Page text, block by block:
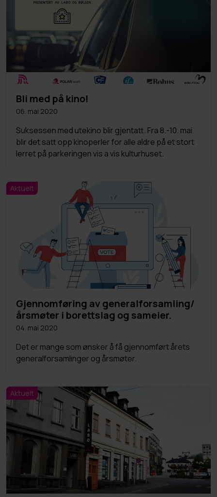
Bli med på kino!
06. mai 2020
Suksessen med utekino blir gjentatt. Fra 8.-10. mai
blir det satt opp kinoperler for alle aldre på et stort
lerret på parkeringen vis a vis kulturhuset.
Aktuelt
Gjennomføring av generalforsamling/
årsmøter i borettslag og sameier.
04. mai 2020
Det er mange som ønsker å få gjennomført årets
generalforsamlinger og årsmøter.
Aktuelt